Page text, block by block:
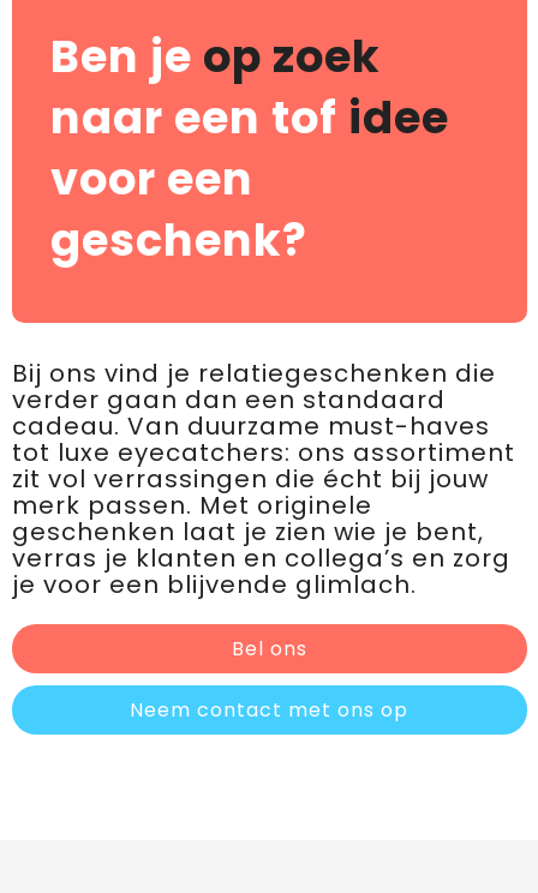
Ben je op zoek
naar een tof idee
voor een
geschenk?
Bij ons vind je relatiegeschenken die
verder gaan dan een standaard
cadeau. Van duurzame must-haves
tot luxe eyecatchers: ons assortiment
zit vol verrassingen die écht bij jouw
merk passen. Met originele
geschenken laat je zien wie je bent,
verras je klanten en collega’s en zorg
je voor een blijvende glimlach.
Bel ons
Neem contact met ons op